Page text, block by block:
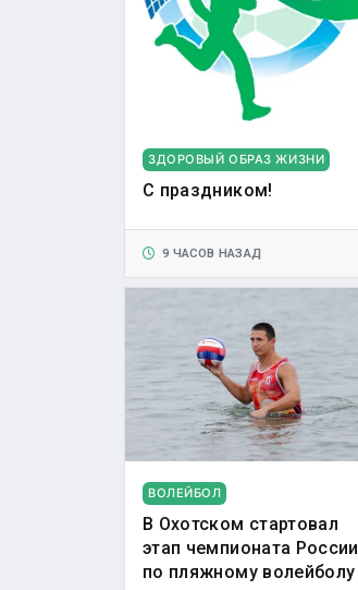
ЗДОРОВЫЙ ОБРАЗ ЖИЗНИ
С праздником!
9 ЧАСОВ НАЗАД
ВОЛЕЙБОЛ
В Охотском стартовал
этап чемпионата России
по пляжному волейболу